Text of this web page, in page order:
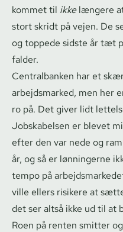
kommet til ikkelængere
stort skridt på vejen. De
og toppede sidste år tæt
falder.
Centralbanken har et
arbejdsmarked, men her
ro på. Det giver lidt
Jobskabelsen er blevet
efter den var nede og
år, og så er lønningerne
tempo på
ville ellers risikere at
det ser altså ikke ud til
Roen på renten smitter